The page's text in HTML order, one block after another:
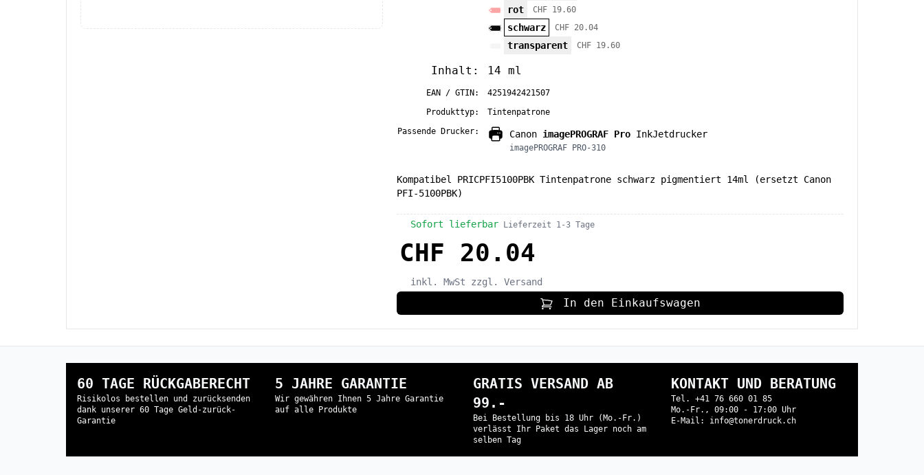
rot CHF 19.60
schwarz CHF 20.04
transparent CHF 19.60
Inhalt: 14 ml
EAN / GTIN:
4251942421507
Produkttyp:
Tintenpatrone
Passende Drucker:
Canon imagePROGRAF Pro InkJetdrucker
imagePROGRAF PRO-310
Kompatibel PRICPFI5100PBK Tintenpatrone schwarz pigmentiert 14ml (ersetzt Canon
PFI-5100PBK)
Sofort lieferbar Lieferzeit 1-3 Tage
CHF 20.04
inkl. MwSt zzgl. Versand
In den Einkaufswagen
60 TAGE RÜCKGABERECHT
Risikolos bestellen und zurücksenden
dank unserer 60 Tage Geld-zurück-
Garantie
5 JAHRE GARANTIE
Wir gewähren Ihnen 5 Jahre Garantie
auf alle Produkte
GRATIS VERSAND AB
99.-
Bei Bestellung bis 18 Uhr (Mo.-Fr.)
verlässt Ihr Paket das Lager noch am
selben Tag
KONTAKT UND BERATUNG
Tel. +41 76 660 01 85
Mo.-Fr., 09:00 - 17:00 Uhr
E-Mail: info@tonerdruck.ch